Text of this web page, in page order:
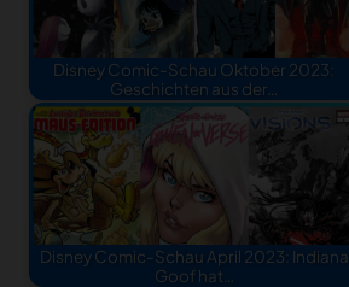
Disney Comic-Schau Oktober 2023:
Geschichten aus der…
Disney Comic-Schau April 2023: Indiana
Goof hat…